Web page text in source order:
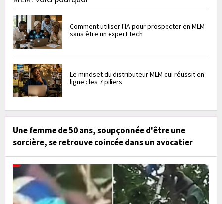
Comment utiliser l'IA pour prospecter en MLM
sans être un expert tech
Le mindset du distributeur MLM qui réussit en
ligne : les 7 piliers
Une femme de 50 ans, soupçonnée d'être une
sorcière, se retrouve coincée dans un avocatier